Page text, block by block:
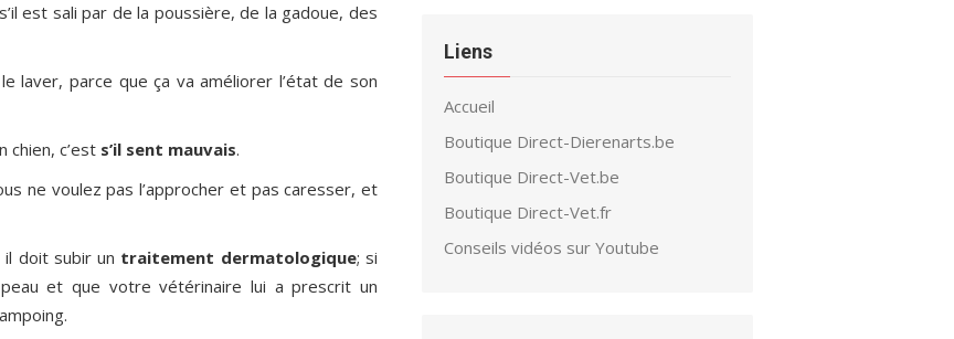
est sali par de la poussière, de la gadoue, des
laver, parce que ça va améliorer l’état de son
chien, c’est s’il sent mauvais.
ne voulez pas l’approcher et pas caresser, et
il doit subir un traitement dermatologique; si
et que votre vétérinaire lui a prescrit un
Liens
Accueil
Boutique Direct-Dierenarts.be
Boutique Direct-Vet.be
Boutique Direct-Vet.fr
Conseils vidéos sur Youtube